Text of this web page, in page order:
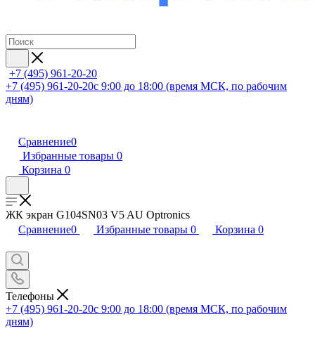
+7 (495) 961-20-20
+7 (495) 961-20-20с 9:00 до 18:00 (время МСК, по рабочим
дням)
Сравнение0
Избранные товары 0
Корзина 0
ЖК экран G104SN03 V5 AU Optronics
Сравнение0 Избранные товары 0 Корзина 0
Телефоны
+7 (495) 961-20-20с 9:00 до 18:00 (время МСК, по рабочим
дням)